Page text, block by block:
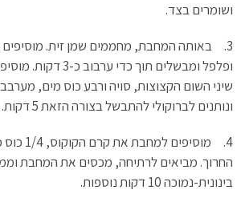
ושומרים בצד.
3. באותה המחבת, מחממים שמן זית. מוסיפים
ופלפל ומבשלים תוך
שיני השום הקצוצות, סויה ורבע כוס מים,
ונותנים לברוקולי להתבשל בצורה הזאת 5 דקות.
4.
החרוך. מביאים לרתיחה, מכסים את המחבת
בינונית-נמוכה 10 דקות נוספות.